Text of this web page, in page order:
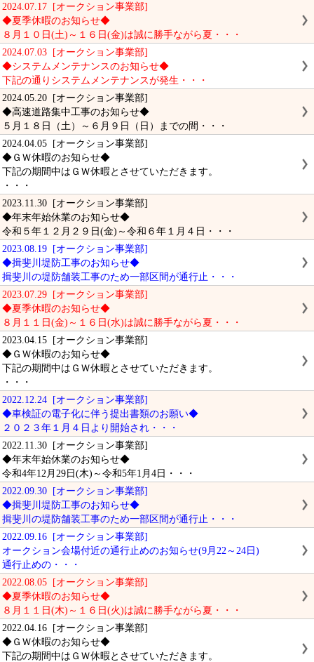
2024.07.17 [オークション事業部]
◆夏季休暇のお知らせ◆
８月１０日(土)～１６日(金)は誠に勝手ながら夏・・・
2024.07.03 [オークション事業部]
◆システムメンテナンスのお知らせ◆
下記の通りシステムメンテナンスが発生・・・
2024.05.20 [オークション事業部]
◆高速道路集中工事のお知らせ◆
５月１８日（土）～６月９日（日）までの間・・・
2024.04.05 [オークション事業部]
◆ＧＷ休暇のお知らせ◆
下記の期間中はＧＷ休暇とさせていただきます。
・・・
2023.11.30 [オークション事業部]
◆年末年始休業のお知らせ◆
令和５年１２月２９日(金)～令和６年１月４日・・・
2023.08.19 [オークション事業部]
◆揖斐川堤防工事のお知らせ◆
揖斐川の堤防舗装工事のため一部区間が通行止・・・
2023.07.29 [オークション事業部]
◆夏季休暇のお知らせ◆
８月１１日(金)～１６日(水)は誠に勝手ながら夏・・・
2023.04.15 [オークション事業部]
◆ＧＷ休暇のお知らせ◆
下記の期間中はＧＷ休暇とさせていただきます。
・・・
2022.12.24 [オークション事業部]
◆車検証の電子化に伴う提出書類のお願い◆
２０２３年１月４日より開始され・・・
2022.11.30 [オークション事業部]
◆年末年始休業のお知らせ◆
令和4年12月29日(木)～令和5年1月4日・・・
2022.09.30 [オークション事業部]
◆揖斐川堤防工事のお知らせ◆
揖斐川の堤防舗装工事のため一部区間が通行止・・・
2022.09.16 [オークション事業部]
オークション会場付近の通行止めのお知らせ(9月22～24日)
通行止めの・・・
2022.08.05 [オークション事業部]
◆夏季休暇のお知らせ◆
８月１１日(木)～１６日(火)は誠に勝手ながら夏・・・
2022.04.16 [オークション事業部]
◆ＧＷ休暇のお知らせ◆
下記の期間中はＧＷ休暇とさせていただきます。